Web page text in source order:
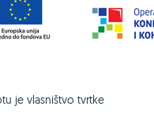
je vlasništvo tvrtke